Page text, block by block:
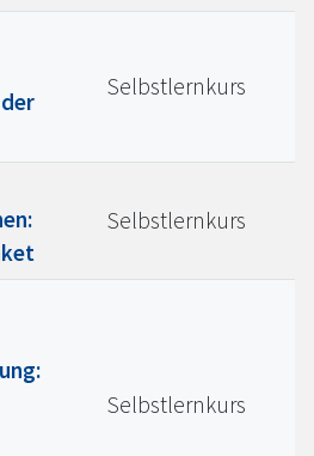
Selbstlernkurs
Selbstlernkurs
Selbstlernkurs